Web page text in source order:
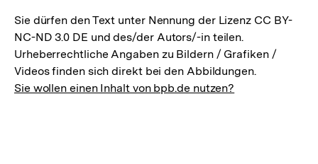
Sie dürfen den Text unter Nennung der Lizenz CC BY-
NC-ND 3.0 DE und des/der Autors/-in teilen.
Urheberrechtliche Angaben zu Bildern / Grafiken /
Videos finden sich direkt bei den Abbildungen.
Sie wollen einen Inhalt von bpb.de nutzen?